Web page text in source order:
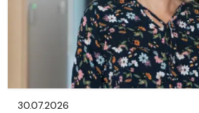
30.07.2026